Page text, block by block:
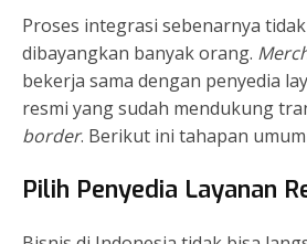
Proses integrasi sebenarnya
dibayangkan banyak orang.
bekerja sama dengan penyedia
resmi yang sudah mendukung
border. Berikut ini tahapan
Pilih Penyedia Layanan